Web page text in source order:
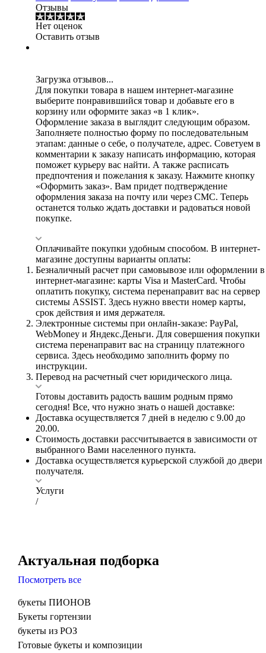
Отзывы
Нет оценок
Оставить отзыв
Загрузка отзывов...
Для покупки товара в нашем интернет-магазине
выберите понравившийся товар и добавьте его в
корзину или оформите заказ «в 1 клик».
Оформление заказа в выглядит следующим образом.
Заполняете полностью форму по последовательным
этапам: данные о себе, о получателе, адрес. Советуем в
комментарии к заказу написать информацию, которая
поможет курьеру вас найти. А также расписать
предпочтения и пожелания к заказу. Нажмите кнопку
«Оформить заказ». Вам придет подтверждение
оформления заказа на почту или через СМС. Теперь
останется только ждать доставки и радоваться новой
покупке.
Оплачивайте покупки удобным способом. В интернет-
магазине доступны варианты оплаты:
Безналичный расчет при самовывозе или оформлении в
интернет-магазине: карты Visa и MasterCard. Чтобы
оплатить покупку, система перенаправит вас на сервер
системы ASSIST. Здесь нужно ввести номер карты,
срок действия и имя держателя.
Электронные системы при онлайн-заказе: PayPal,
WebMoney и Яндекс.Деньги. Для совершения покупки
система перенаправит вас на страницу платежного
сервиса. Здесь необходимо заполнить форму по
инструкции.
Перевод на расчетный счет юридического лица.
Готовы доставить радость вашим родным прямо
сегодня! Все, что нужно знать о нашей доставке:
Доставка осуществляется 7 дней в неделю с 9.00 до
20.00.
Стоимость доставки рассчитывается в зависимости от
выбранного Вами населенного пункта.
Доставка осуществляется курьерской службой до двери
получателя.
Услуги
/
Актуальная подборка
Посмотреть все
букеты ПИОНОВ
Букеты гортензии
букеты из РОЗ
Готовые букеты и композиции